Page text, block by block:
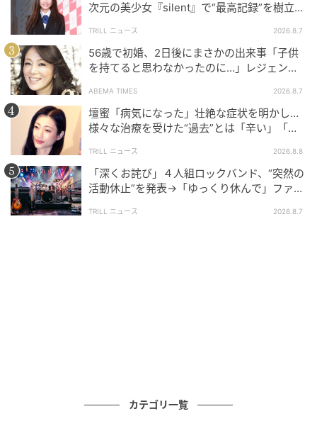
【保存版】Snow Man新曲『BANG!!』フォー
カス動画ついに9人全員集結！最強のギャップ
と超絶アクションの全軌跡
の記事をもっとみる
次元の美少女『silent』で“最高記録”を樹立し
TRILL ニュース 2026.8.7
56歳で初婚、2日後にまさかの出来事「子供
を持てると思わなかったのに…」レジェンド
ABEMA TIMES 2026.8.7
壇蜜「病気になった」壮絶な症状を明かし…
様々な治療を受けた“過去”とは「辛い」「苦
TRILL ニュース 2026.8.8
「深くお詫び」４人組ロックバンド、“突然の
活動休止”を発表→「ゆっくり休んで」ファン
TRILL ニュース 2026.8.7
カテゴリ一覧